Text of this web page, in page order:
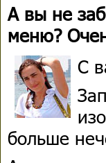
А вы не
меню?
С
больше